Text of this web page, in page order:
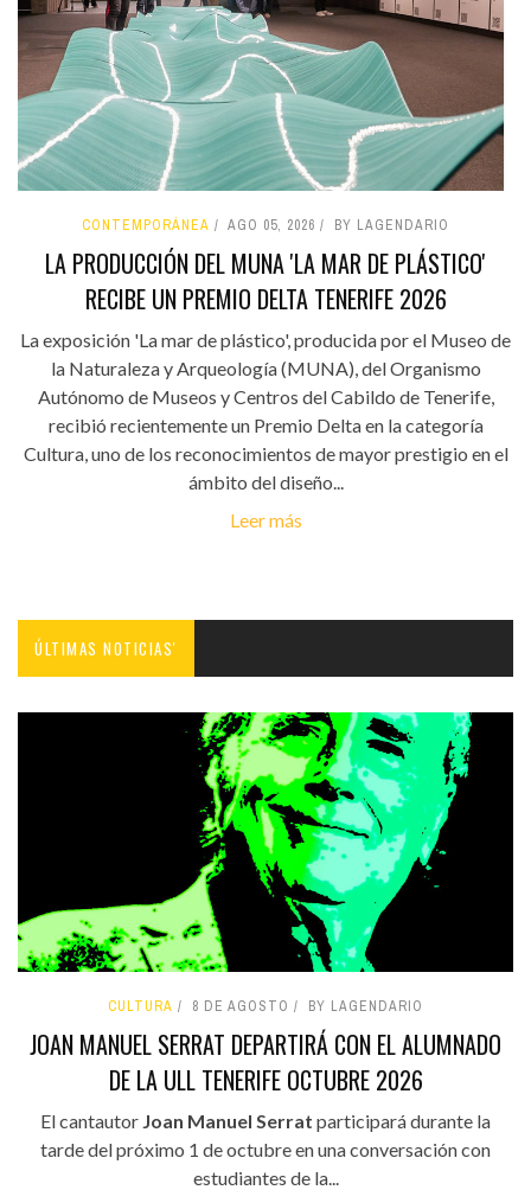
CONTEMPORÁNEA AGO 05, 2026 BY LAGENDARIO
LA PRODUCCIÓN DEL MUNA 'LA MAR DE PLÁSTICO'
RECIBE UN PREMIO DELTA TENERIFE 2026
La exposición 'La mar de plástico', producida por el Museo de
la Naturaleza y Arqueología (MUNA), del Organismo
Autónomo de Museos y Centros del Cabildo de Tenerife,
recibió recientemente un Premio Delta en la categoría
Cultura, uno de los reconocimientos de mayor prestigio en el
ámbito del diseño...
Leer más
ÚLTIMAS NOTICIAS'
CULTURA 8 DE AGOSTO BY LAGENDARIO
JOAN MANUEL SERRAT DEPARTIRÁ CON EL ALUMNADO
DE LA ULL TENERIFE OCTUBRE 2026
El cantautor Joan Manuel Serrat participará durante la
tarde del próximo 1 de octubre en una conversación con
estudiantes de la...